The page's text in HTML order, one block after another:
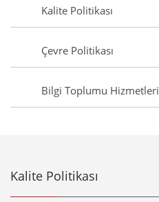
Kalite Politikası
Çevre Politikası
Bilgi Toplumu Hizmetleri
Kalite Politikası